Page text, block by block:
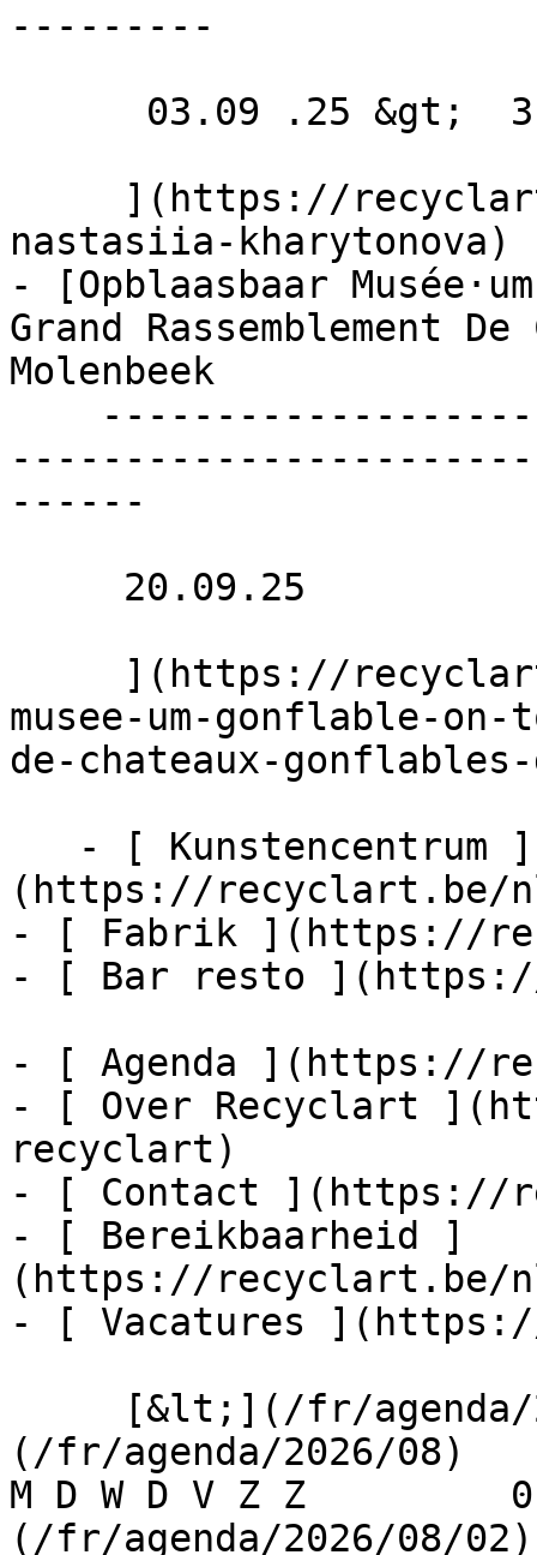
---------
nastasiia-kharytonova)
- [Opblaasbaar
Grand Rassemblement
Molenbeek
------
musee-um-gonflable-
de-chateaux-gonflables-
(https://recyclart.be/
- [ Fabrik ](https://
- [ Bar resto
- [ Agenda ](https://
- [ Over Recyclart
recyclart)
- [ Contact ](https://
- [ Bereikbaarheid ]
(https://recyclart.be/
- [ Vacatures
(/fr/agenda/2026/08)
M D W D V Z Z
(/fr/agenda/2026/08/